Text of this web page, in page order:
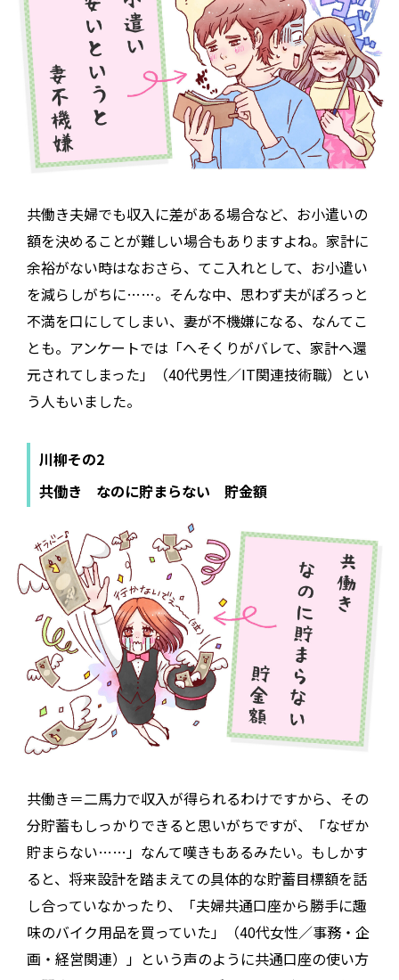
共働き夫婦でも収入に差がある場合など、お小遣いの
額を決めることが難しい場合もありますよね。家計に
余裕がない時はなおさら、てこ入れとして、お小遣い
を減らしがちに……。そんな中、思わず夫がぽろっと
不満を口にしてしまい、妻が不機嫌になる、なんてこ
とも。アンケートでは「へそくりがバレて、家計へ還
元されてしまった」（40代男性／IT関連技術職）とい
う人もいました。
川柳その2
共働き なのに貯まらない 貯金額
共働き＝二馬力で収入が得られるわけですから、その
分貯蓄もしっかりできると思いがちですが、「なぜか
貯まらない……」なんて嘆きもあるみたい。もしかす
ると、将来設計を踏まえての具体的な貯蓄目標額を話
し合っていなかったり、「夫婦共通口座から勝手に趣
味のバイク用品を買っていた」（40代女性／事務・企
画・経営関連）」という声のように共通口座の使い方